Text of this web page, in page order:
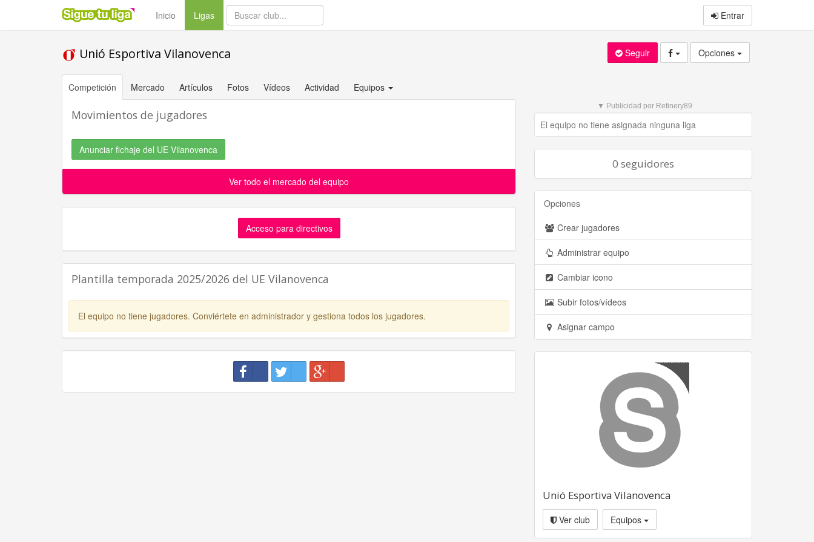
Inicio Ligas(current) Entrar
Unió Esportiva Vilanovenca Seguir Opciones
Competición Mercado Artículos Fotos Vídeos Actividad Equipos
Movimientos de jugadores
Anunciar fichaje del UE Vilanovenca
Ver todo el mercado del equipo
Acceso para directivos
Plantilla temporada 2025/2026 del UE Vilanovenca
El equipo no tiene jugadores. Conviértete en administrador y gestiona todos los jugadores.
▼ Publicidad por Refinery89
El equipo no tiene asignada ninguna liga
0 seguidores
Opciones
Crear jugadores
Administrar equipo
Cambiar icono
Subir fotos/vídeos
Asignar campo
Unió Esportiva Vilanovenca
Ver club Equipos